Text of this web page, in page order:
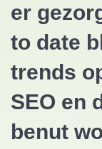
er
to date
trends
SEO en
benut